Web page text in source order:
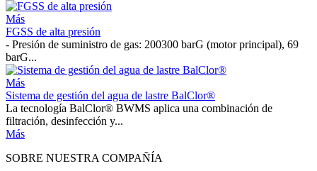
Más
FGSS de alta presión
- Presión de suministro de gas: 200300 barG (motor principal), 69
barG...
Más
Sistema de gestión del agua de lastre BalClor®
La tecnología BalClor® BWMS aplica una combinación de
filtración, desinfección y...
Más
SOBRE NUESTRA COMPAÑÍA